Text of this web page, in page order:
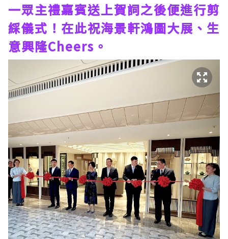
一眾主禮嘉賓送上賀詞之後便進行剪
綵儀式！在此祝海景軒鴻圖大展、生
意興隆Cheers。